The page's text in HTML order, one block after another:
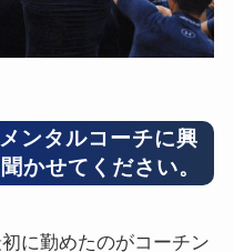
ンタルコーチに興
かせてください。
に勤めたのがコーチン